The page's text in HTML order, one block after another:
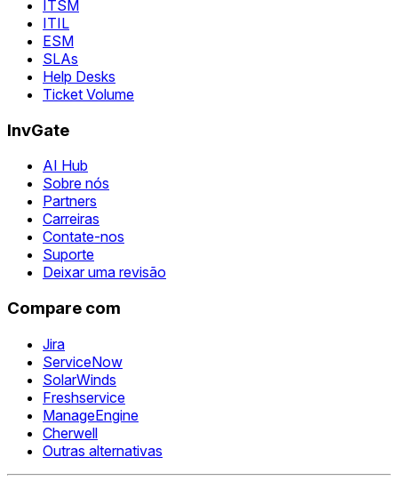
ITSM
ITIL
ESM
SLAs
Help Desks
Ticket Volume
InvGate
AI Hub
Sobre nós
Partners
Carreiras
Contate-nos
Suporte
Deixar uma revisão
Compare com
Jira
ServiceNow
SolarWinds
Freshservice
ManageEngine
Cherwell
Outras alternativas